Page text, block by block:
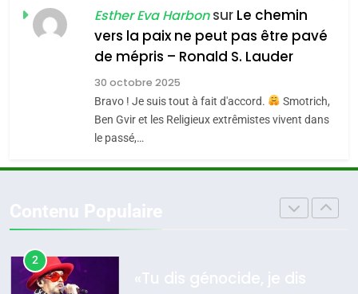
l’alliance pourrait
s’étendre à 13 pays
d’Amérique latine
ISRAÉL JUDAISME
2025, l’année la plus
meurtrière selon le
l’antisémitisme
FIÈRE, DIGNE ET RÉSILIENTE :
POURQUOI JE REVENDIQUE
Esther Eva Harbonsur Le chemin
vers la paix ne peut pas être pavé
de mépris – Ronald S. Lauder
30 octobre 2025
Bravo ! Je suis tout à fait d'accord.
Smotrich,
Ben Gvir et les Religieux extrêmistes vivent dans
le passé,…
JUDAISME
Maroc : Les amandes de
Tafraout, le miel de Tadla
Azilal consacrés produits
du terroir
DAFINA MAROC
Oeil ravageur – Vanessa De
2